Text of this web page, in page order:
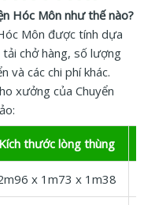
Hóc Môn như thế nào?
Môn được tính dựa
chở hàng, số lượng
và các chi phí khác.
xưởng của Chuyển
Kích thước lòng thùng
x 1m73 x 1m38